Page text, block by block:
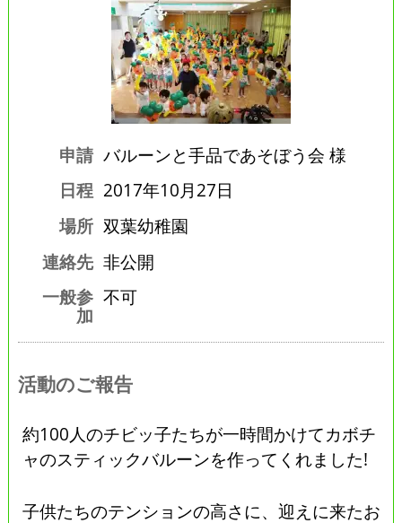
申請 バルーンと手品であそぼう会 様
日程 2017年10月27日
場所 双葉幼稚園
連絡先 非公開
一般参
加
不可
活動のご報告
約100人のチビッ子たちが一時間かけてカボチ
ャのスティックバルーンを作ってくれました!
子供たちのテンションの高さに、迎えに来たお